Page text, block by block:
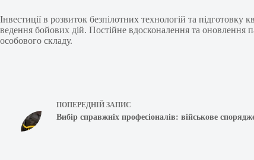
Інвестиції в розвиток безпілотних технологій та
ведення бойових дій. Постійне вдосконалення та оновлення
особового складу.
ПОПЕРЕДНІЙ ЗАПИС
Вибір справжніх професіоналів: військове